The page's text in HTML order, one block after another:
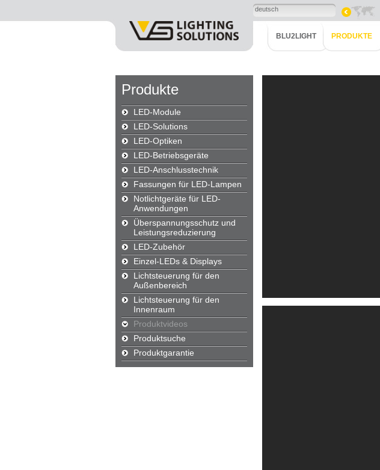
deutsch
BLU2LIGHT PRODUKTE
Produkte
LED-Module
LED-Solutions
LED-Optiken
LED-Betriebsgeräte
LED-Anschlusstechnik
Fassungen für LED-Lampen
Notlichtgeräte für LED-
Anwendungen
Überspannungsschutz und
Leistungsreduzierung
LED-Zubehör
Einzel-LEDs & Displays
Lichtsteuerung für den
Außenbereich
Lichtsteuerung für den
Innenraum
Produktvideos
Produktsuche
Produktgarantie